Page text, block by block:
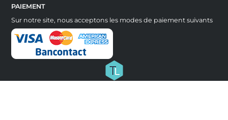
PAIEMENT
Sur notre site, nous acceptons les modes de paiement suivants